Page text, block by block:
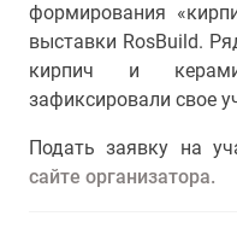
формирования
выставки RosBuild.
кирпич и
зафиксировали свое
Подать заявку на
сайте организатора.